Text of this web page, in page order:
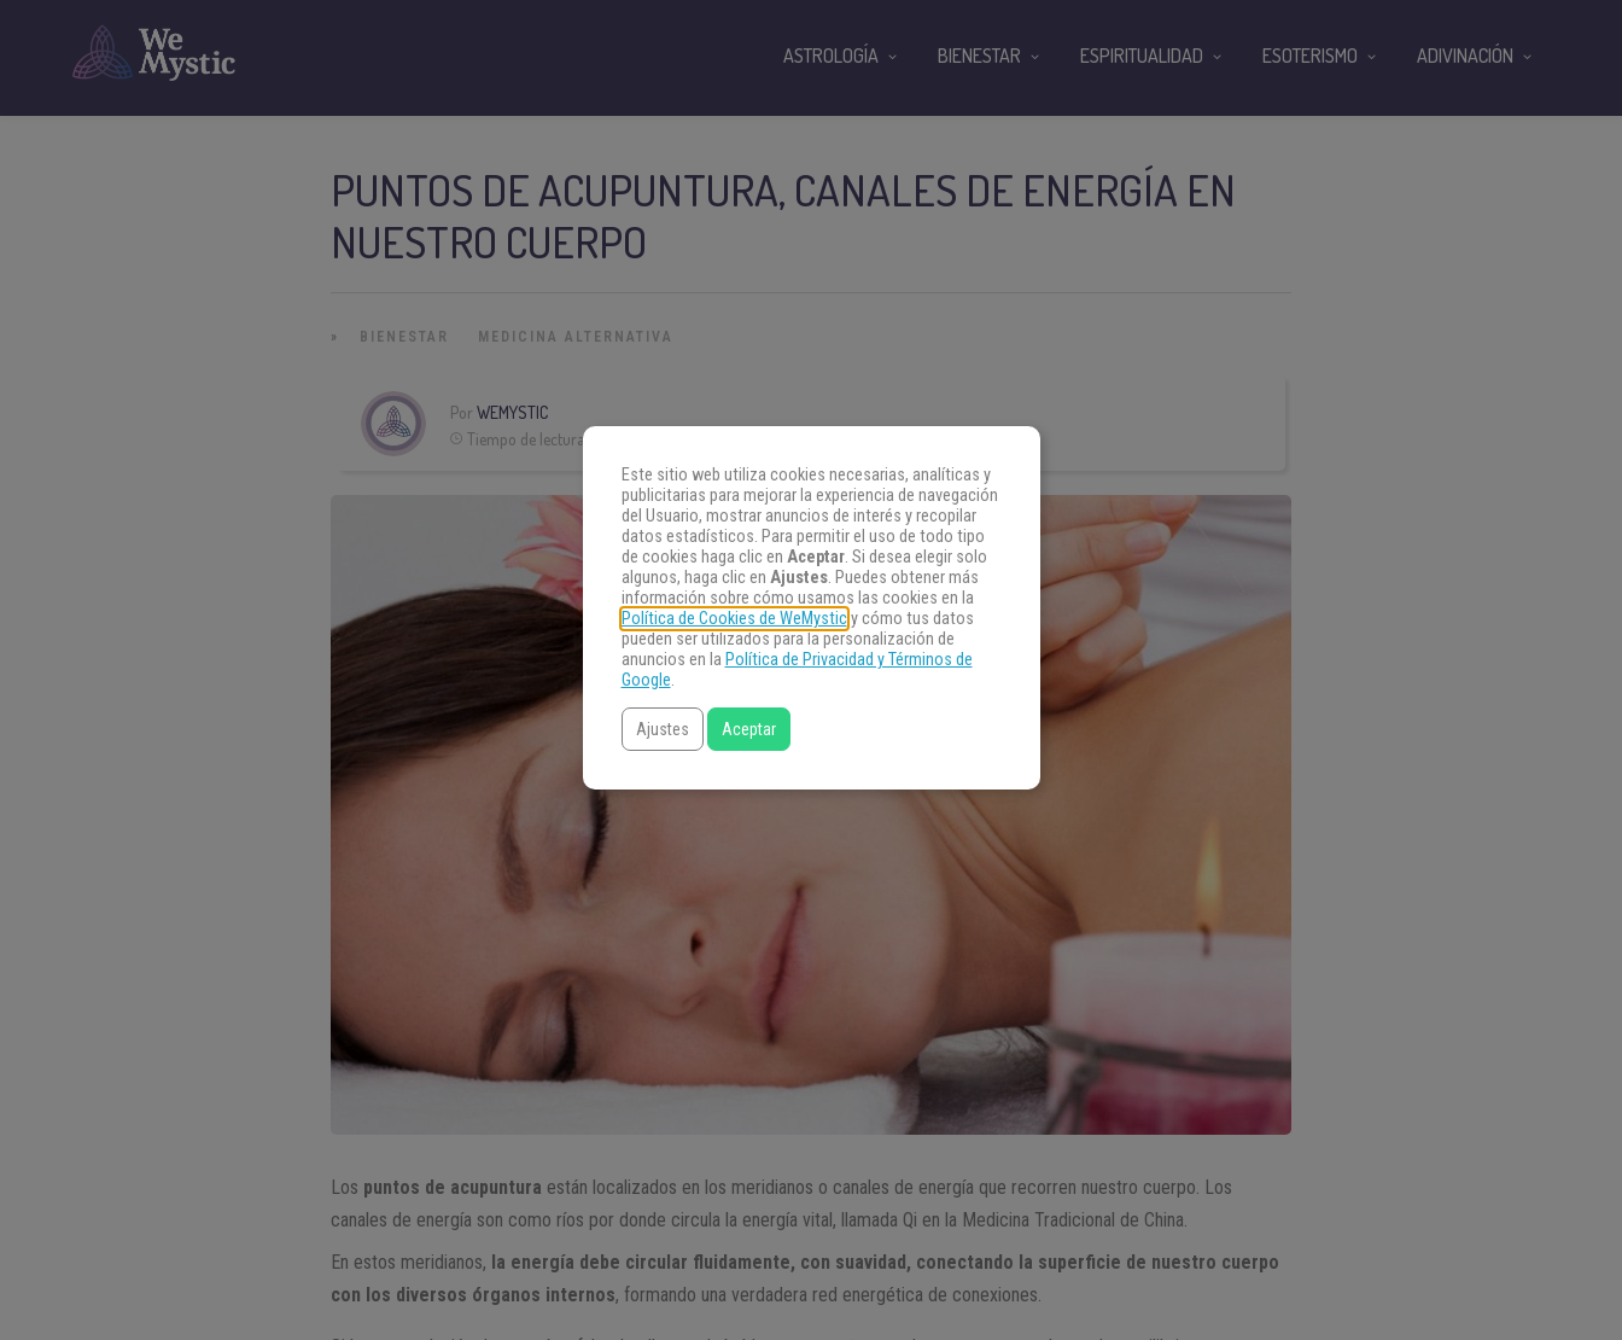
PUNTOS DE ACUPUNTURA, CANALES DE ENERGÍA EN
NUESTRO CUERPO
» BIENESTAR MEDICINA ALTERNATIVA
PorWEMYSTIC
Tiempo de lectura:
Los puntos de acupuntura están localizados en los meridianos o canales de energía que recorren nuestro cuerpo. Los
canales de energía son como ríos por donde circula la energía vital, llamada Qi en la Medicina Tradicional de China.
En estos meridianos, la energía debe circular fluidamente, con suavidad, conectando la superficie de nuestro cuerpo
con los diversos órganos internos, formando una verdadera red energética de conexiones.
ASTROLOGÍA BIENESTAR ESPIRITUALIDAD ESOTERISMO ADIVINACIÓN
Este sitio web utiliza cookies necesarias, analíticas y
publicitarias para mejorar la experiencia de navegación
del Usuario, mostrar anuncios de interés y recopilar
datos estadísticos. Para permitir el uso de todo tipo
de cookies haga clic en Aceptar. Si desea elegir solo
algunos, haga clic en Ajustes. Puedes obtener más
información sobre cómo usamos las cookies en la
Política de Cookies de WeMysticy cómo tus datos
pueden ser utilizados para la personalización de
anuncios en la Política de Privacidad y Términos de
Google.
Ajustes Aceptar